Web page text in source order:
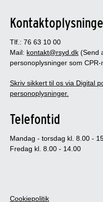
Tlf.: 76 63 10 00
Mail: kontakt@rsyd.dk (Send
personoplysninger som CPR-
Skriv sikkert til os via Digital
personoplysninger.
Telefontid
Mandag - torsdag kl. 8.00 -
Fredag kl. 8.00 - 14.00
Cookiepolitik